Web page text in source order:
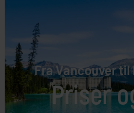
Fra Vancouver
Priser